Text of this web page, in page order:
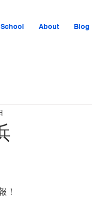
About Blog
！